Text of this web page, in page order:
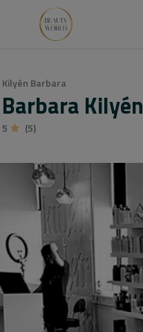
Kilyén Barbara
Barbara Kilyén
5 (5)